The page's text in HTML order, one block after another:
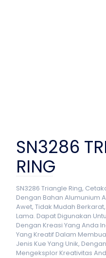
SN3286
RING
SN3286 Triangle Ring,
Dengan Bahan Alumunium
Awet, Tidak Mudah
Lama. Dapat Digunakan
Dengan Kreasi Yang Anda
Yang Kreatif Dalam
Jenis Kue Yang Unik,
Mengeksplor Kreativitas